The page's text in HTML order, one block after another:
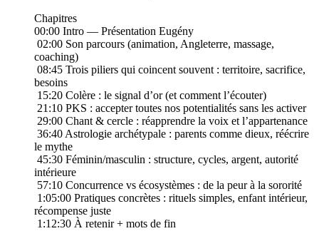
Chapitres
00:00 Intro — Présentation Eugény
02:00 Son parcours (animation, Angleterre, massage,
coaching)
08:45 Trois piliers qui coincent souvent : territoire, sacrifice,
besoins
15:20 Colère : le signal d’or (et comment l’écouter)
21:10 PKS : accepter toutes nos potentialités sans les activer
29:00 Chant & cercle : réapprendre la voix et l’appartenance
36:40 Astrologie archétypale : parents comme dieux, réécrire
le mythe
45:30 Féminin/masculin : structure, cycles, argent, autorité
intérieure
57:10 Concurrence vs écosystèmes : de la peur à la sororité
1:05:00 Pratiques concrètes : rituels simples, enfant intérieur,
récompense juste
1:12:30 À retenir + mots de fin